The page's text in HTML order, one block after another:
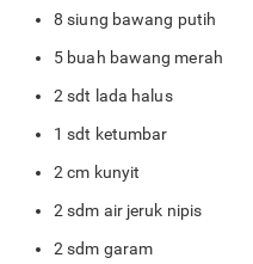
8 siung bawang putih
5 buah bawang merah
2 sdt lada halus
1 sdt ketumbar
2 cm kunyit
2 sdm air jeruk nipis
2 sdm garam